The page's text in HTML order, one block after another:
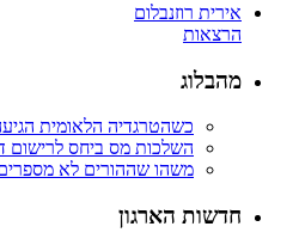
אירית רוזנבלום
הרצאות
מהבלוג
כשהטרגדיה הלאומית
השלכות מס ביחס לרישום
משהו שההורים לא
חדשות הארגון